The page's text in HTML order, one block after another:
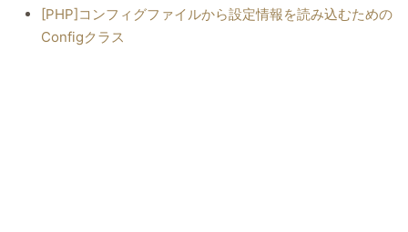
[PHP]コンフィグファイルから設定情報を読み込むための
Configクラス